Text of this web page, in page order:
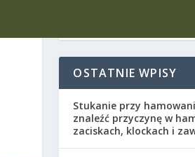
OSTATNIE WPISY
Stukanie przy
znaleźć przyczynę w
zaciskach, klockach i